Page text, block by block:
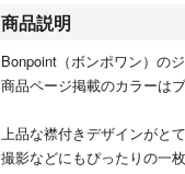
商品説明
Bonpoint（ボンポワン）の
商品ページ掲載のカラーは
上品な襟付きデザインがと
撮影などにもぴったりの一枚